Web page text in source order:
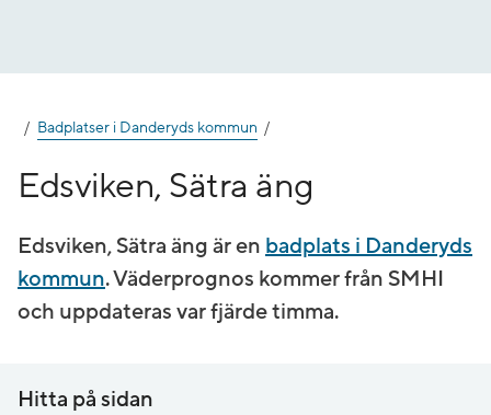
Badplatser i Danderyds kommun
Edsviken, Sätra äng
Edsviken, Sätra äng är en badplats i Danderyds
kommun. Väderprognos kommer från SMHI
och uppdateras var fjärde timma.
Hitta på sidan